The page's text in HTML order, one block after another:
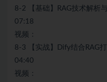
8-2 【基础】RAG技术解析
07:18
视频：
8-3 【实战】Dify结合RAG
04:40
视频：